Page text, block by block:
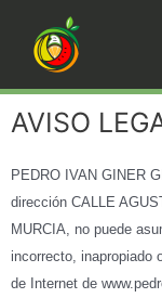
AVISO
PEDRO IVAN GINER
dirección CALLE
MURCIA, no puede
incorrecto, inapropiado
de Internet de